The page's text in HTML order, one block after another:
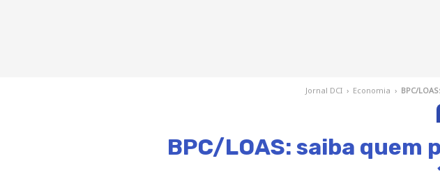
Jornal DCI › Economia › BPC/
BPC/LOAS: saiba quem